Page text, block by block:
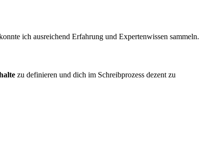
ich ausreichend Erfahrung und Expertenwissen sammeln.
zu definieren und dich im Schreibprozess dezent zu